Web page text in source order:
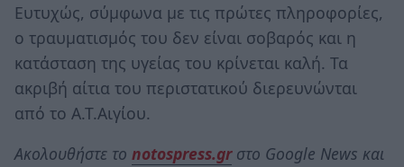
Ευτυχώς, σύμφωνα με τις πρώτες πληροφορίες,
ο τραυματισμός του δεν είναι σοβαρός και η
κατάσταση της υγείας του κρίνεται καλή. Τα
ακριβή αίτια του περιστατικού διερευνώνται
από το Α.Τ.Αιγίου.
Ακολουθήστε το notospress.grστο Google News και